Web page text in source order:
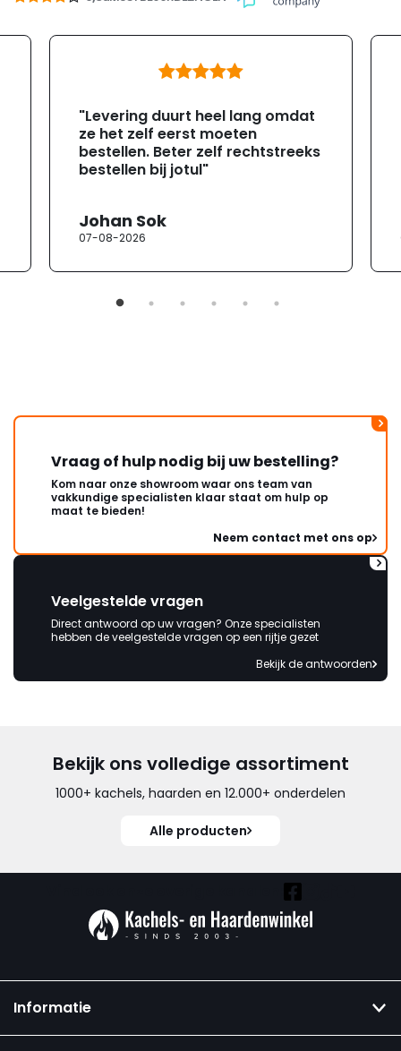
"Levering duurt heel lang omdat
ze het zelf eerst moeten
bestellen. Beter zelf rechtstreeks
bestellen bij jotul"
Johan Sok
07-08-2026
Vraag of hulp nodig bij uw bestelling?
Kom naar onze showroom waar ons team van
vakkundige specialisten klaar staat om hulp op
maat te bieden!
Neem contact met ons op
Veelgestelde vragen
Direct antwoord op uw vragen? Onze specialisten
hebben de veelgestelde vragen op een rijtje gezet
Bekijk de antwoorden
Bekijk ons volledige assortiment
1000+ kachels, haarden en 12.000+ onderdelen
Alle producten
Informatie